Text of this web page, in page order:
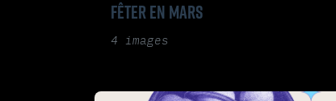
FÊTER EN MARS
4 images